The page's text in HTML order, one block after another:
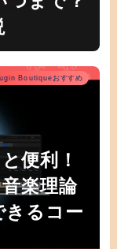
Boutiqueおすすめ
便利！
楽理論
きるコー